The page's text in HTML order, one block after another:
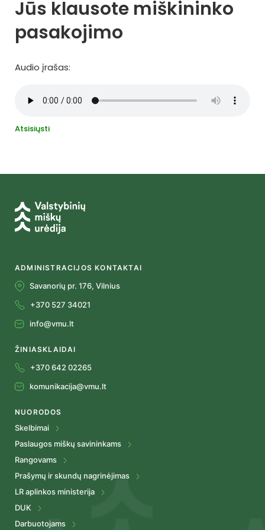
Jūs klausote miškininko
pasakojimo
Audio įrašas:
Atsisiųsti
ADMINISTRACIJOS KONTAKTAI
Savanorių pr. 176, Vilnius
+370 527 34021
info@vmu.lt
ŽINIASKLAIDAI
+370 642 02265
komunikacija@vmu.lt
NUORODOS
Skelbimai
Paslaugos miškų savininkams
Rangovams
Prašymų ir skundų nagrinėjimas
LR aplinkos ministerija
DUK
Darbuotojams